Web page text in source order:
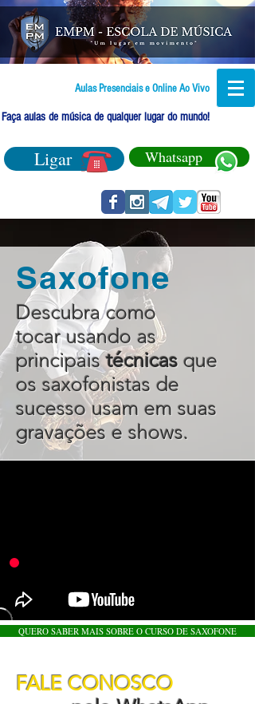
Aulas Presenciais e Online Ao Vivo
Faça aulas de música de qualquer lugar do mundo!
Ligar Whatsapp
Saxofone
Descubra como
tocar usando as
principaistécnicas que
os saxofonistas de
sucesso usam em suas
gravações e shows.
QUERO SABER MAIS SOBRE O CURSO DE SAXOFONE
FALE CONOSCO